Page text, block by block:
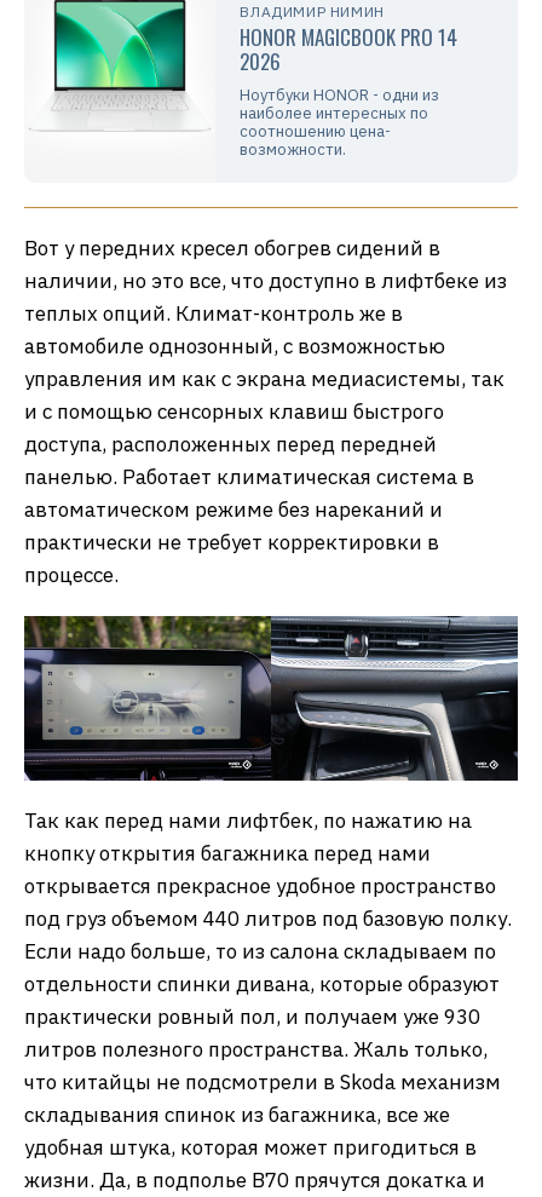
ВЛАДИМИР НИМИН
HONOR MAGICBOOK PRO 14
2026
Ноутбуки HONOR - одни из
наиболее интересных по
соотношению цена-
возможности.
Вот у передних кресел обогрев сидений в
наличии, но это все, что доступно в лифтбеке из
теплых опций. Климат-контроль же в
автомобиле однозонный, с возможностью
управления им как с экрана медиасистемы, так
и с помощью сенсорных клавиш быстрого
доступа, расположенных перед передней
панелью. Работает климатическая система в
автоматическом режиме без нареканий и
практически не требует корректировки в
процессе.
Так как перед нами лифтбек, по нажатию на
кнопку открытия багажника перед нами
открывается прекрасное удобное пространство
под груз объемом 440 литров под базовую полку.
Если надо больше, то из салона складываем по
отдельности спинки дивана, которые образуют
практически ровный пол, и получаем уже 930
литров полезного пространства. Жаль только,
что китайцы не подсмотрели в Skoda механизм
складывания спинок из багажника, все же
удобная штука, которая может пригодиться в
жизни. Да, в подполье B70 прячутся докатка и